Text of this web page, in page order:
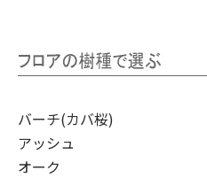
バーチ(カバ桜)
アッシュ
オーク